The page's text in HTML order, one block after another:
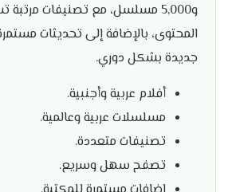
و5,000 مسلسل، مع تصنيفات
المحتوى، بالإضافة إلى تحديثات
جديدة بشكل دوري.
أفلام عربية وأجنبية.
مسلسلات عربية وعالمية.
تصنيفات متعددة.
تصفح سهل وسريع.